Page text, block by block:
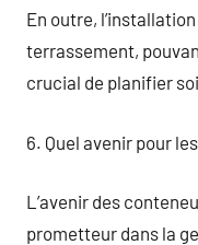
En outre,
terrassement,
crucial de planifier
6. Quel avenir pour
L’avenir des
prometteur dans la